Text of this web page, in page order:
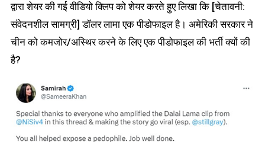
द्वारा शेयर की गई वीडियो क्लिप को शेयर करते हुए लिखा कि [चेतावनी:
संवेदनशील सामग्री] डॉलर लामा एक पीडोफाइल है। अमेरिकी सरकार ने
चीन को कमजोर/अस्थिर करने के लिए एक पीडोफाइल की भर्ती क्यों की
है?